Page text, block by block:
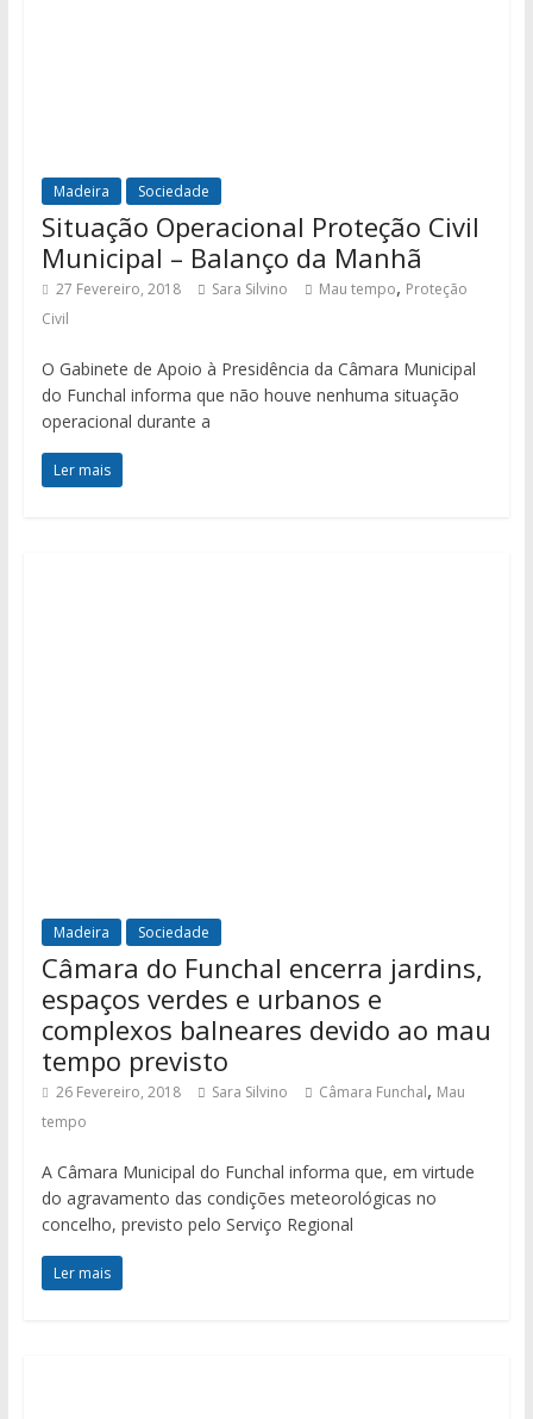
Madeira Sociedade
Situação Operacional Proteção Civil
Municipal – Balanço da Manhã
27 Fevereiro, 2018 Sara Silvino Mau tempo, Proteção
Civil
O Gabinete de Apoio à Presidência da Câmara Municipal
do Funchal informa que não houve nenhuma situação
operacional durante a
Ler mais
Madeira Sociedade
Câmara do Funchal encerra jardins,
espaços verdes e urbanos e
complexos balneares devido ao mau
tempo previsto
26 Fevereiro, 2018 Sara Silvino Câmara Funchal, Mau
tempo
A Câmara Municipal do Funchal informa que, em virtude
do agravamento das condições meteorológicas no
concelho, previsto pelo Serviço Regional
Ler mais